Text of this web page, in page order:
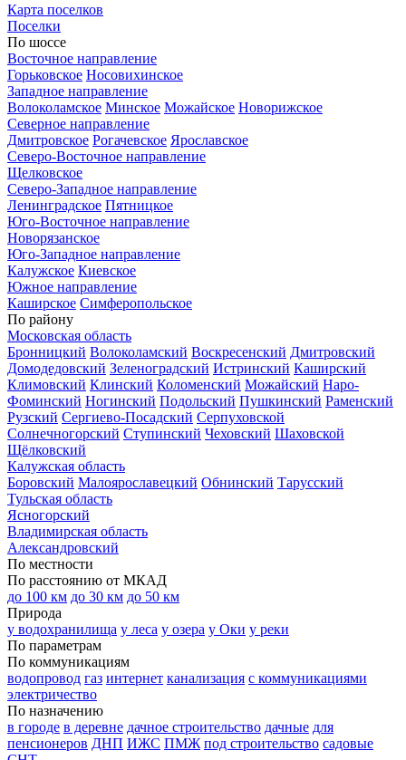
Карта поселков
Поселки
По шоссе
Восточное направление
Горьковское Носовихинское
Западное направление
Волоколамское Минское Можайское Новорижское
Северное направление
Дмитровское Рогачевское Ярославское
Северо-Восточное направление
Щелковское
Северо-Западное направление
Ленинградское Пятницкое
Юго-Восточное направление
Новорязанское
Юго-Западное направление
Калужское Киевское
Южное направление
Каширское Симферопольское
По району
Московская область
Бронницкий Волоколамский Воскресенский Дмитровский
Домодедовский Зеленоградский Истринский Каширский
Климовский Клинский Коломенский Можайский Наро-
Фоминский Ногинский Подольский Пушкинский Раменский
Рузский Сергиево-Посадский Серпуховской
Солнечногорский Ступинский Чеховский Шаховской
Щёлковский
Калужская область
Боровский Малоярославецкий Обнинский Тарусский
Тульская область
Ясногорский
Владимирская область
Александровский
По местности
По расстоянию от МКАД
до 100 км до 30 км до 50 км
Природа
у водохранилища у леса у озера у Оки у реки
По параметрам
По коммуникациям
водопровод газ интернет канализация с коммуникациями
электричество
По назначению
в городе в деревне дачное строительство дачные для
пенсионеров ДНП ИЖС ПМЖ под строительство садовые